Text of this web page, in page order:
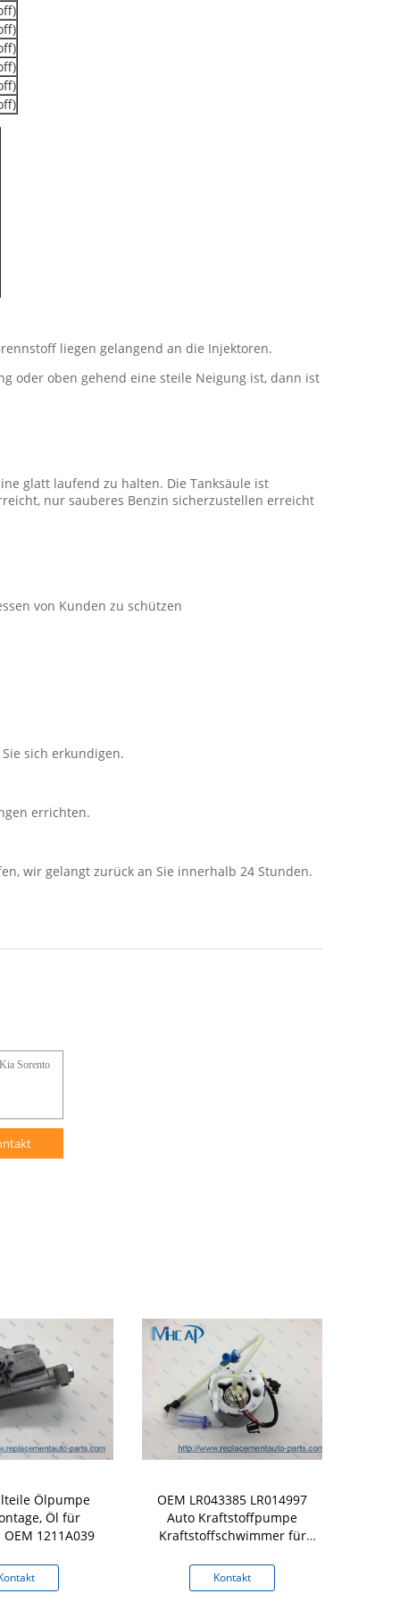
liegen gelangend an die Injektoren.
oder oben gehend eine steile Neigung ist, dann ist
glatt laufend zu halten. Die Tanksäule ist
nur sauberes Benzin sicherzustellen erreicht
von Kunden zu schützen
sich erkundigen.
errichten.
wir gelangt zurück an Sie innerhalb 24 Stunden.
Ölpumpe
Öl für
1211A039
OEM LR043385 LR014997
Auto Kraftstoffpumpe
Kraftstoffschwimmer für
Kontakt